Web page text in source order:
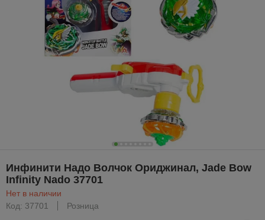
Инфинити Надо Волчок Ориджинал, Jade Bow
Infinity Nado 37701
Нет в наличии
Код: 37701
Розница